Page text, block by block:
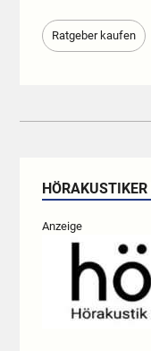
Ratgeber kaufen
Anzeige